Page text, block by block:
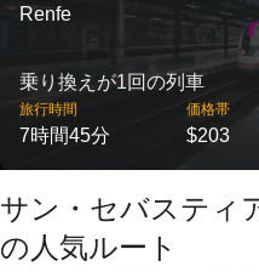
Renfe
乗り換えが1回の列車
旅行時間
7時間45分
価格帯
$203
サン・セバスティ
の人気ルート